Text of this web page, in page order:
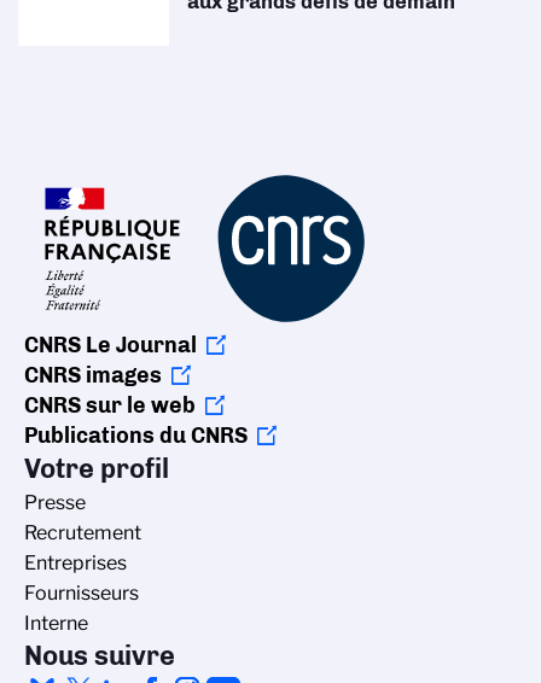
CNRS Le Journal
CNRS images
CNRS sur le web
Publications du CNRS
Votre profil
Presse
Recrutement
Entreprises
Fournisseurs
Interne
Nous suivre